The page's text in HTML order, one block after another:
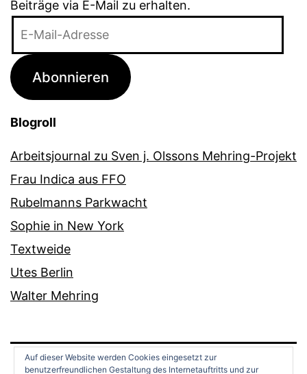
Beiträge via E-Mail zu erhalten.
Adresse
Abonnieren
Blogroll
Arbeitsjournal zu Sven j. Olssons Mehring-Projekt
Frau Indica aus FFO
Rubelmanns Parkwacht
Sophie in New York
Textweide
Utes Berlin
Walter Mehring
Auf dieser Website werden Cookies eingesetzt zur
benutzerfreundlichen Gestaltung des Internetauftritts und zur